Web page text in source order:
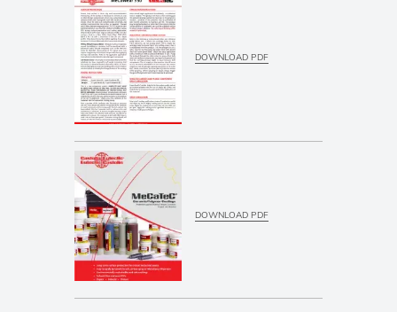
DOWNLOAD PDF
DOWNLOAD PDF